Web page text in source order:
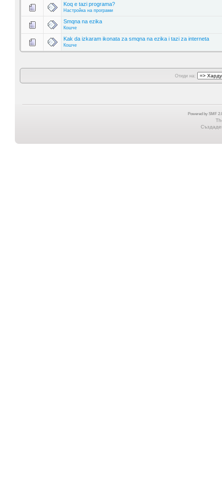
Koq e tazi programa?
Настройка на програми
Smqna na ezika
Кошче
Kak da izkaram ikonata za smqna na ezika i tazi za interneta
Кошче
Отиди на:
Powered by SMF